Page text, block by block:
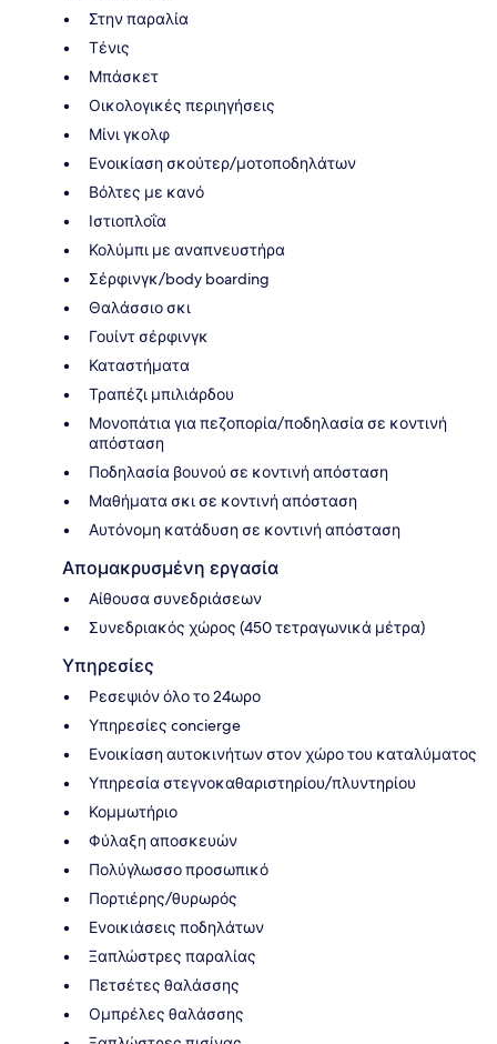
Στην παραλία
Τένις
Μπάσκετ
Οικολογικές περιηγήσεις
Μίνι γκολφ
Ενοικίαση σκούτερ/μοτοποδηλάτων
Βόλτες με κανό
Ιστιοπλοΐα
Κολύμπι με αναπνευστήρα
Σέρφινγκ/body boarding
Θαλάσσιο σκι
Γουίντ σέρφινγκ
Καταστήματα
Τραπέζι μπιλιάρδου
Μονοπάτια για πεζοπορία/ποδηλασία σε κοντινή
απόσταση
Ποδηλασία βουνού σε κοντινή απόσταση
Μαθήματα σκι σε κοντινή απόσταση
Αυτόνομη κατάδυση σε κοντινή απόσταση
Απομακρυσμένη εργασία
Αίθουσα συνεδριάσεων
Συνεδριακός χώρος (450 τετραγωνικά μέτρα)
Υπηρεσίες
Ρεσεψιόν όλο το 24ωρο
Υπηρεσίες concierge
Ενοικίαση αυτοκινήτων στον χώρο του καταλύματος
Υπηρεσία στεγνοκαθαριστηρίου/πλυντηρίου
Κομμωτήριο
Φύλαξη αποσκευών
Πολύγλωσσο προσωπικό
Πορτιέρης/θυρωρός
Ενοικιάσεις ποδηλάτων
Ξαπλώστρες παραλίας
Πετσέτες θαλάσσης
Ομπρέλες θαλάσσης